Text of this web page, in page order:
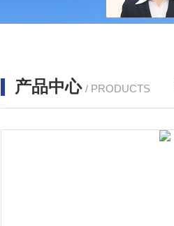
产品中心 / PRODUCTS